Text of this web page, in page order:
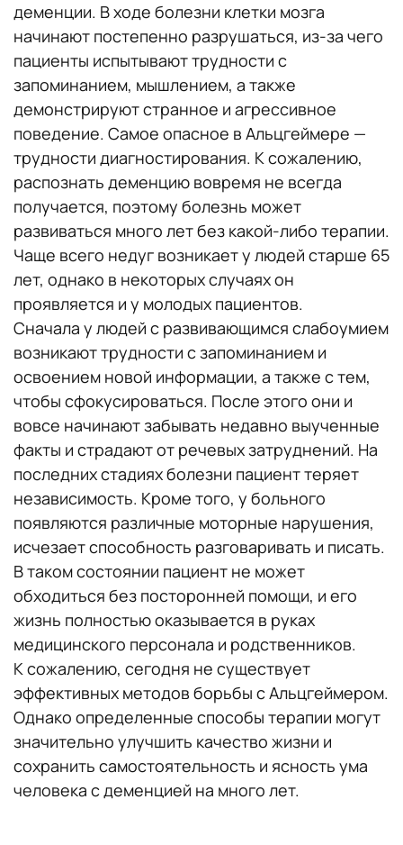
деменции. В ходе болезни клетки мозга
начинают постепенно разрушаться, из-за чего
пациенты испытывают трудности с
запоминанием, мышлением, а также
демонстрируют странное и агрессивное
поведение. Самое опасное в Альцгеймере —
трудности диагностирования. К сожалению,
распознать деменцию вовремя не всегда
получается, поэтому болезнь может
развиваться много лет без какой-либо терапии.
Чаще всего недуг возникает у людей старше 65
лет, однако в некоторых случаях он
проявляется и у молодых пациентов.
Сначала у людей с развивающимся слабоумием
возникают трудности с запоминанием и
освоением новой информации, а также с тем,
чтобы сфокусироваться. После этого они и
вовсе начинают забывать недавно выученные
факты и страдают от речевых затруднений. На
последних стадиях болезни пациент теряет
независимость. Кроме того, у больного
появляются различные моторные нарушения,
исчезает способность разговаривать и писать.
В таком состоянии пациент не может
обходиться без посторонней помощи, и его
жизнь полностью оказывается в руках
медицинского персонала и родственников.
К сожалению, сегодня не существует
эффективных методов борьбы с Альцгеймером.
Однако определенные способы терапии могут
значительно улучшить качество жизни и
сохранить самостоятельность и ясность ума
человека с деменцией на много лет.